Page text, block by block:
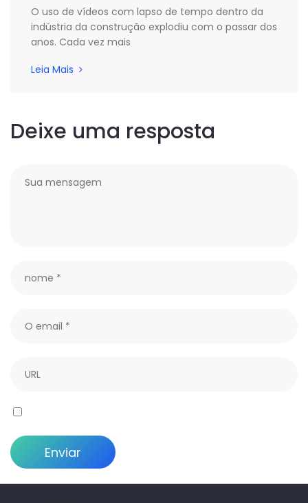
O uso de vídeos com lapso de tempo dentro da
indústria da construção explodiu com o passar dos
anos. Cada vez mais
Leia Mais
Deixe uma resposta